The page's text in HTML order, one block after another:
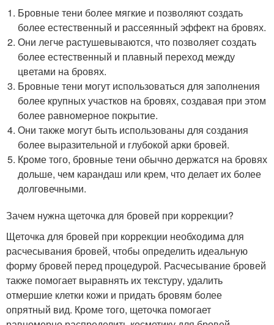
Бровные тени более мягкие и позволяют создать
более естественный и рассеянный эффект на бровях.
Они легче растушевываются, что позволяет создать
более естественный и плавный переход между
цветами на бровях.
Бровные тени могут использоваться для заполнения
более крупных участков на бровях, создавая при этом
более равномерное покрытие.
Они также могут быть использованы для создания
более выразительной и глубокой арки бровей.
Кроме того, бровные тени обычно держатся на бровях
дольше, чем карандаш или крем, что делает их более
долговечными.
Зачем нужна щеточка для бровей при коррекции?
Щеточка для бровей при коррекции необходима для
расчесывания бровей, чтобы определить идеальную
форму бровей перед процедурой. Расчесывание бровей
также помогает выравнять их текстуру, удалить
отмершие клетки кожи и придать бровям более
опрятный вид. Кроме того, щеточка помогает